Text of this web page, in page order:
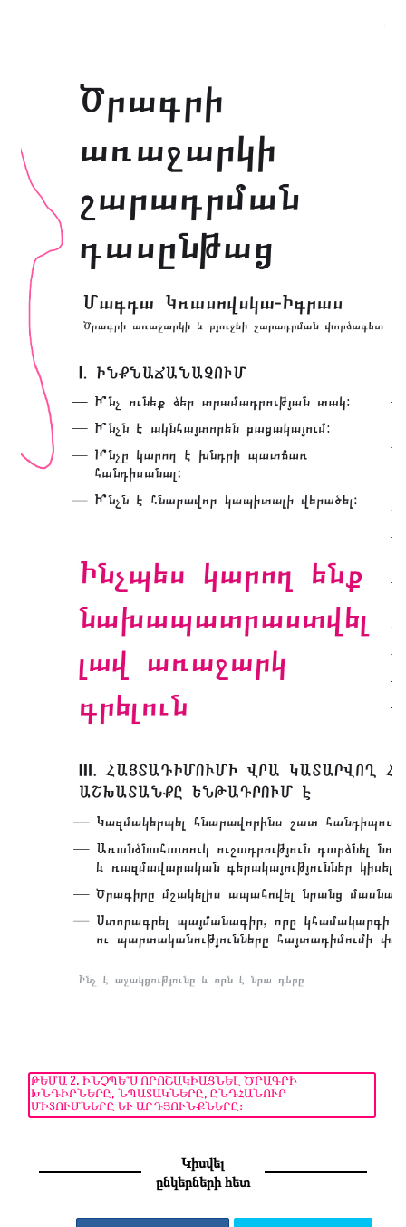
ԹԵՄԱ 2. ԻՆՉՊԵ՞Ս ՈՐՈՇԱԿԻԱՑՆԵԼ ԾՐԱԳՐԻ
ԽՆԴԻՐՆԵՐԸ, ՆՊԱՏԱԿՆԵՐԸ, ԸՆԴՀԱՆՈՒՐ
ՄԻՏՈՒՄՆԵՐԸ ԵՒ ԱՐԴՅՈՒՆՔՆԵՐԸ:
Կիսվել
ընկերների հետ